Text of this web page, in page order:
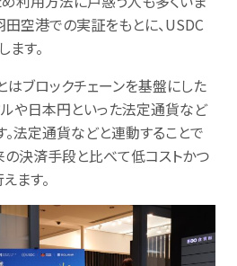
田空港での実証をもとに、USDC
す。
はブロックチェーンを基盤にした
や日本円といった法定通貨など
法定通貨などと連動することで
決済手段と比べて低コストかつ
ます。